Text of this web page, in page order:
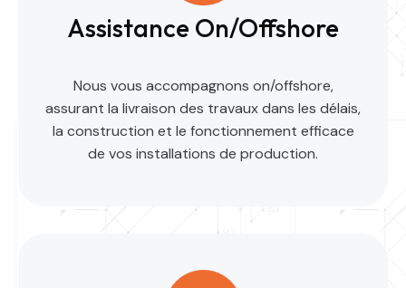
Assistance On/Offshore
Nous vous accompagnons on/offshore,
assurant la livraison des travaux dans les délais,
la construction et le fonctionnement efficace
de vos installations de production.